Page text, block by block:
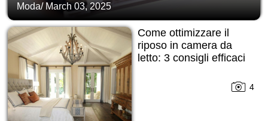
Moda/ March 03, 2025
Come ottimizzare il
riposo in camera da
letto: 3 consigli efficaci
4